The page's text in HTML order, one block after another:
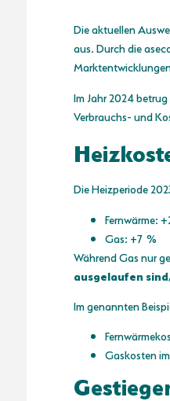
Die aktuellen
aus. Durch die
Im Jahr 2024
Verbrauchs- und
Die Heizperiode
Fernwärme:
Gas: +7 %
Während Gas nur
ausgelaufen sind
Im genannten
Gaskosten